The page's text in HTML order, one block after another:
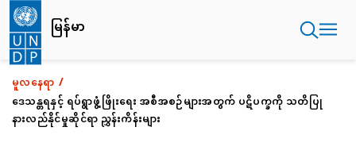
အဓိက
အကြောင်းအရာ
သို့
သွား
မည်
မြန်မာ
မူလနေရာ
ဒေသန္တရနှင့် ရပ်ရွာဖွံ့ဖြိုးရေး အစီအစဉ်များအတွက် ပဋိပက္ခကို သတိပြု
နားလည်နိုင်မှုဆိုင်ရာ ညွှန်းကိန်းများ